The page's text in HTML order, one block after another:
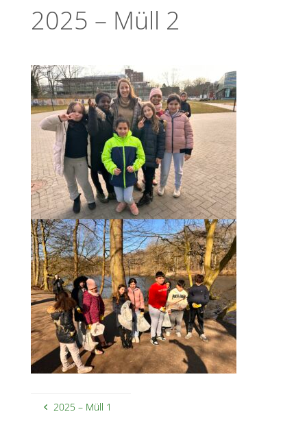
2025 – Müll 2
2025 – Müll 1